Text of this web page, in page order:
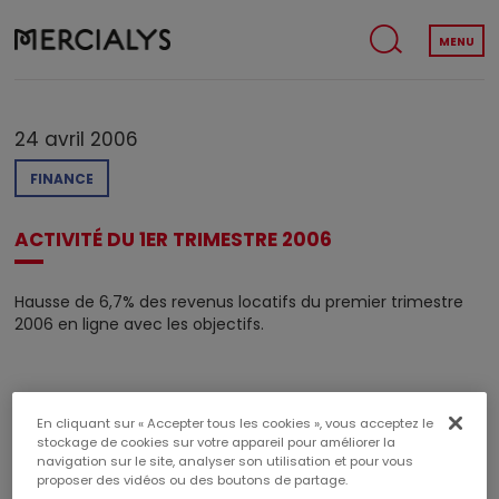
MENU
24 avril 2006
FINANCE
ACTIVITÉ DU 1ER TRIMESTRE 2006
Hausse de 6,7% des revenus locatifs du premier trimestre
2006 en ligne avec les objectifs.
TÉLÉCHARGER LE PDF
En cliquant sur « Accepter tous les cookies », vous acceptez le
stockage de cookies sur votre appareil pour améliorer la
navigation sur le site, analyser son utilisation et pour vous
proposer des vidéos ou des boutons de partage.